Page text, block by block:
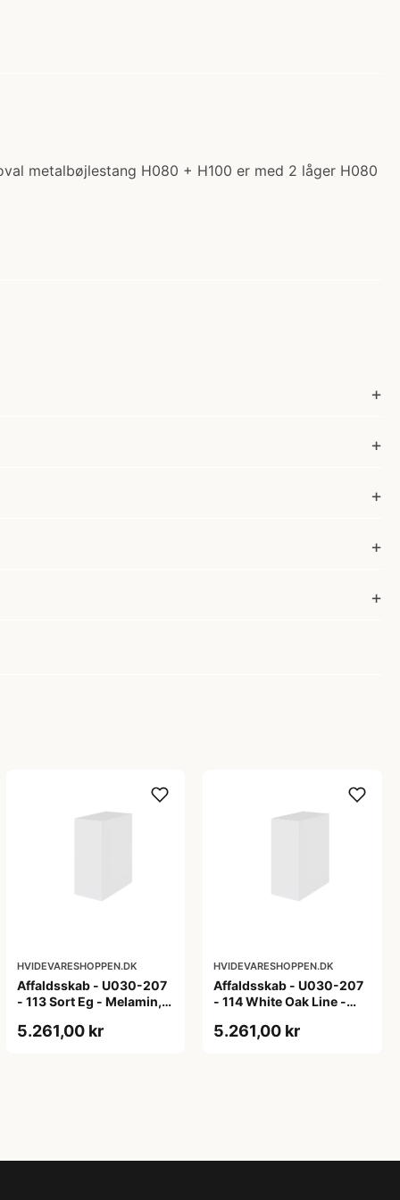
metalbøjlestang H080 + H100 er med 2 låger H080
HVIDEVARESHOPPEN.DK
Affaldsskab - U030-207
- 113 Sort Eg - Melamin,
5.261,00 kr
HVIDEVARESHOPPEN.DK
Affaldsskab - U030-207
- 114 White Oak Line -
5.261,00 kr